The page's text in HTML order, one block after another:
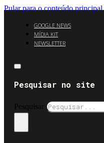
Pular para o conteúdo principal
GOOGLE NEWS
MÍDIA KIT
NEWSLETTER
Pesquisar no site
Pesquisar